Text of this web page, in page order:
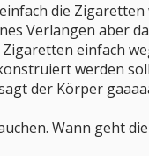
die
Verlangen aber
einfach
werden
der Körper
Wann geht